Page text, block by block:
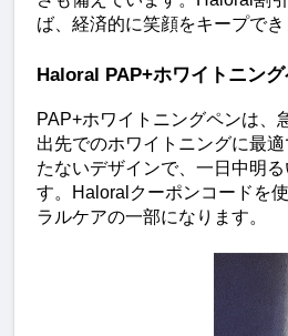
ば、経済的に笑顔をキープでき
Haloral PAP+ホワイトニン
PAP+ホワイトニングペンは、
出先でのホワイトニングに最
たないデザインで、一日中明
す。Haloralクーポンコードを
ラルケアの一部になります。